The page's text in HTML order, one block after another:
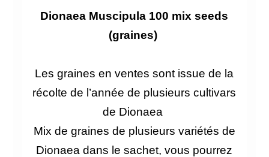
Dionaea Muscipula 100 mix seeds
(graines)
Les graines en ventes sont issue de la
récolte de l’année de plusieurs cultivars
de Dionaea
Mix de graines de plusieurs variétés de
Dionaea dans le sachet, vous pourrez